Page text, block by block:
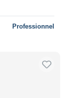
Professionnel